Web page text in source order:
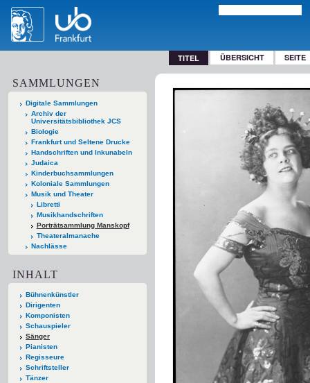
TITEL ÜBERSICHT SEITE
SAMMLUNGEN
Digitale Sammlungen
Archiv der
Universitätsbibliothek JCS
Biologie
Frankfurt und Seltene Drucke
Handschriften und Inkunabeln
Judaica
Kinderbuchsammlungen
Koloniale Sammlungen
Musik und Theater
Libretti
Musikhandschriften
Porträtsammlung Manskopf
Theateralmanache
Nachlässe
INHALT
Bühnenkünstler
Dirigenten
Komponisten
Schauspieler
Sänger
Pianisten
Regisseure
Schriftsteller
Tänzer